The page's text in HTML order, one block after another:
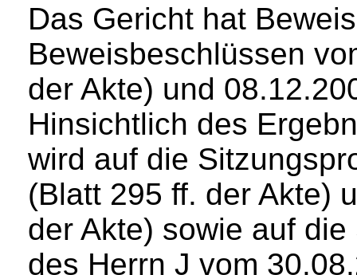
Das Gericht hat
Beweisbeschlüssen
der Akte) und
Hinsichtlich des
wird auf die
(Blatt 295 ff. der Akte)
der Akte) sowie auf
des Herrn J vom